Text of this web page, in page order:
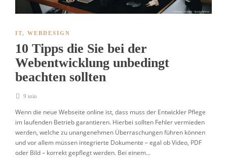
IT, WEBDESIGN
10 Tipps die Sie bei der
Webentwicklung unbedingt
beachten sollten
9 min
Wenn die neue Webseite online ist, dass muss der Entwickler Pflege
im laufenden Betrieb garantieren. Hierbei sollten Fehler vermieden
werden, welche zu unangenehmen Überraschungen führen können
und vor allem müssen integrierte Dokumente – egal ob Video, PDF
oder Bild – korrekt gepflegt werden. Bei einem...